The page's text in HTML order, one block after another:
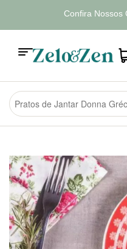
Confira Nossos